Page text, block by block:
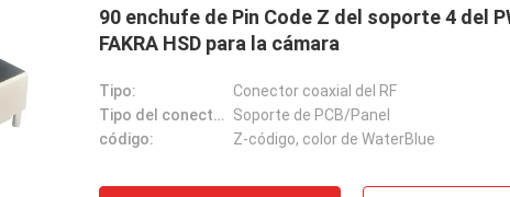
90 enchufe de Pin Code Z del soporte 4 del
FAKRA HSD para la cámara
Tipo:
Conector coaxial del RF
Tipo del conector:
Soporte de PCB/Panel
código:
Z-código, color de WaterBlue